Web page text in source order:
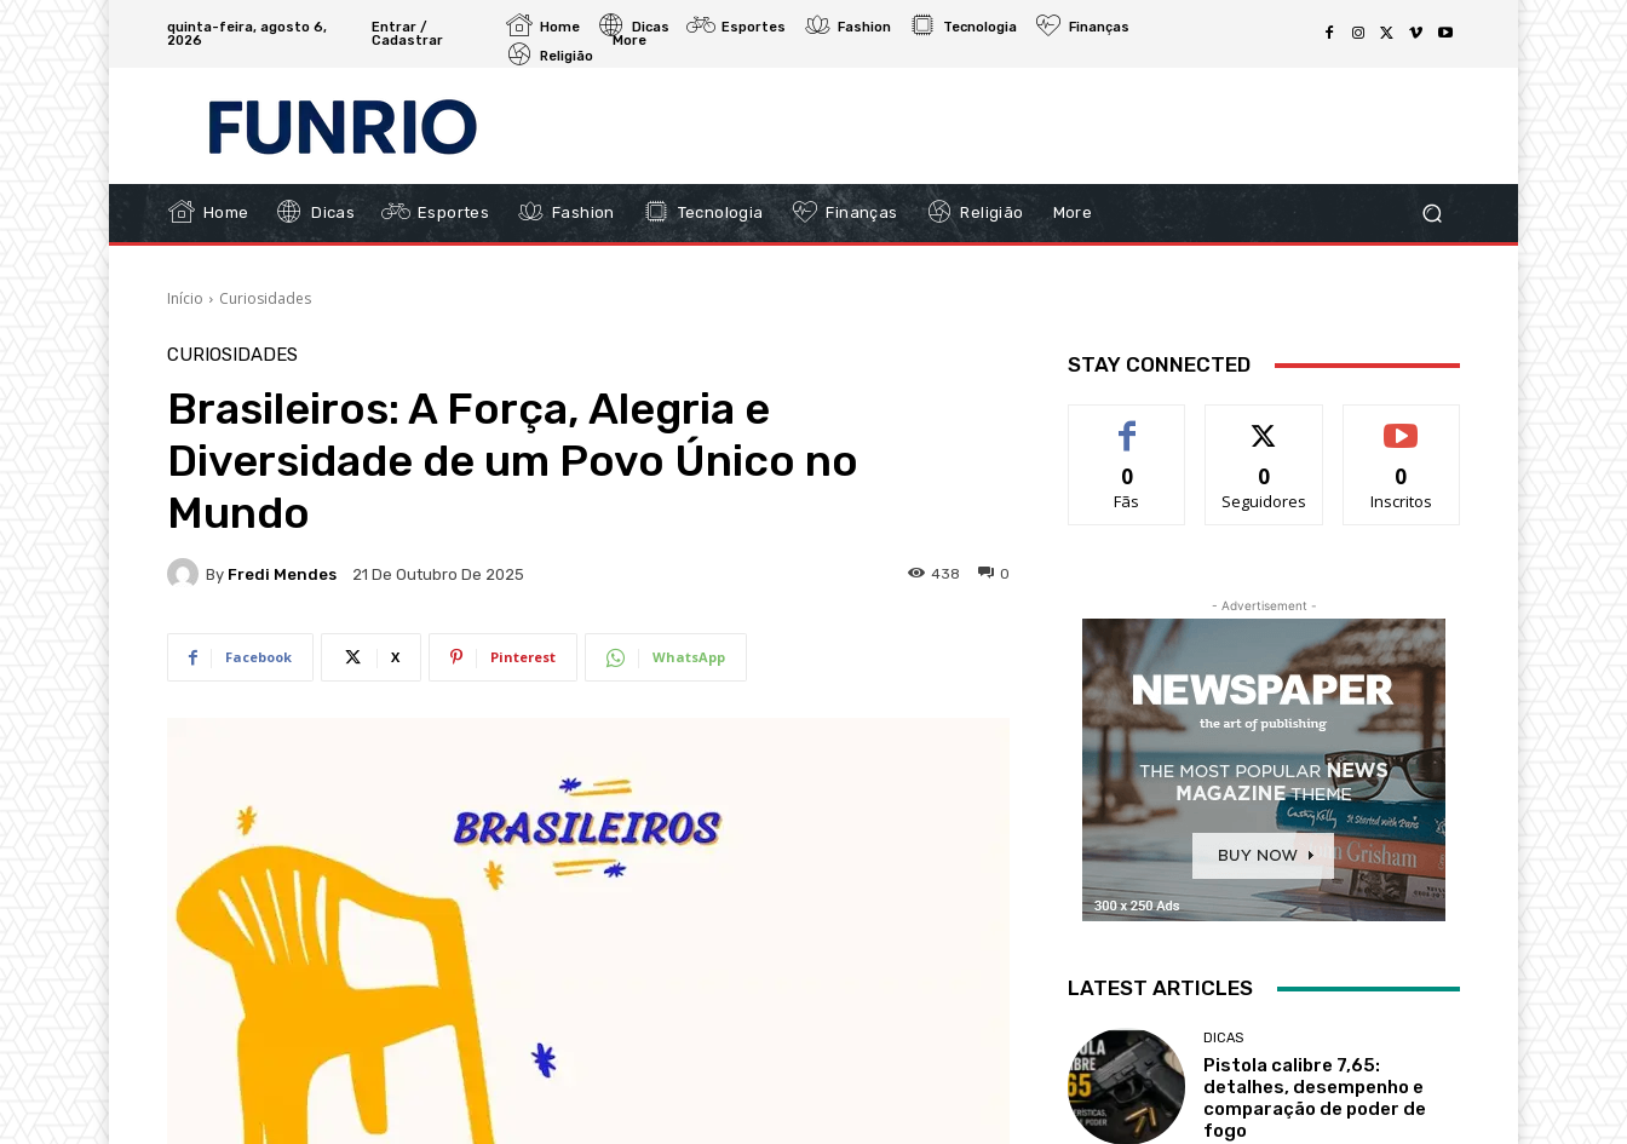
quinta-feira, agosto 6,
2026
Entrar /
Cadastrar
Home Dicas Esportes Fashion Tecnologia
Finanças
Religião
More
Home Dicas Esportes Fashion Tecnologia Finanças Religião More
Início Curiosidades
CURIOSIDADES
Brasileiros: A Força, Alegria e
Diversidade de um Povo Único no
Mundo
By Fredi Mendes 21 De Outubro De 2025 0
438
Facebook X Pinterest WhatsApp
STAY CONNECTED
0
Fãs
0
Seguidores
0
Inscritos
- Advertisement -
LATEST ARTICLES
DICAS
Pistola calibre 7,65:
detalhes, desempenho e
comparação de poder de
fogo